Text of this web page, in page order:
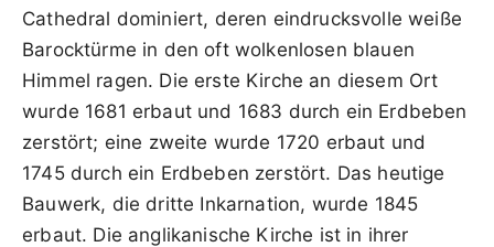
Cathedral dominiert, deren eindrucksvolle weiße
Barocktürme in den oft wolkenlosen blauen
Himmel ragen. Die erste Kirche an diesem Ort
wurde 1681 erbaut und 1683 durch ein Erdbeben
zerstört; eine zweite wurde 1720 erbaut und
1745 durch ein Erdbeben zerstört. Das heutige
Bauwerk, die dritte Inkarnation, wurde 1845
erbaut. Die anglikanische Kirche ist in ihrer